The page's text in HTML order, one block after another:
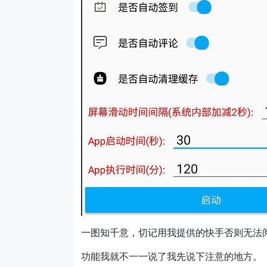
一图知千意，切记用我提供的快手否则无法
功能我就不一一说了我先说下注意的地方。